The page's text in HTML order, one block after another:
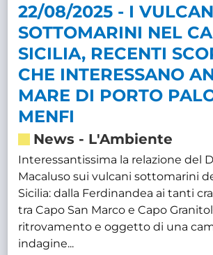
22/08/2025 - I
SOTTOMARINI NEL
SICILIA, RECENTI
CHE INTERESSANO
MARE DI PORTO
MENFI
News - L'Ambiente
Interessantissima la relazione del
Macaluso sui vulcani sottomarini
Sicilia: dalla Ferdinandea ai tanti
tra Capo San Marco e Capo
ritrovamento e oggetto di una
indagine...